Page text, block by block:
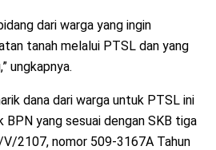
dari warga yang ingin
tanah melalui PTSL dan yang
ungkapnya.
dana dari warga untuk PTSL ini
BPN yang sesuai dengan SKB tiga
2107, nomor 509-3167A Tahun